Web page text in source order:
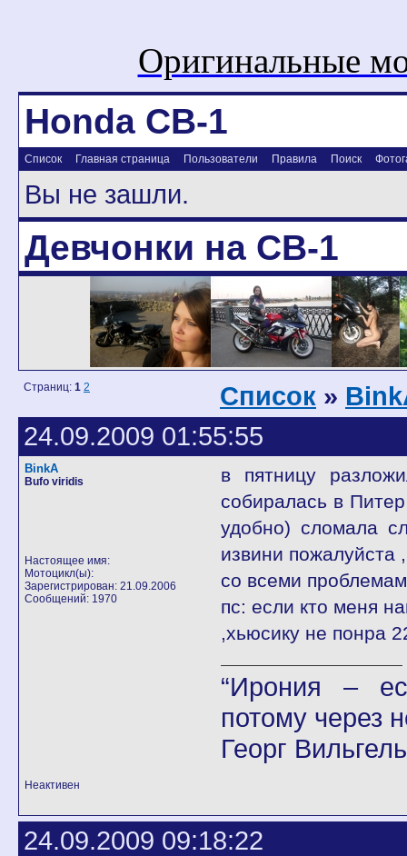
Оригинальные
Honda CB-1
Список Главная страница Пользователи Правила Поиск
Вы не зашли.
Девчонки на CB-1
Страниц: 1 2 Список »
24.09.2009 01:55:55
BinkA
Bufo viridis
Настоящее имя:
Мотоцикл(ы):
Зарегистрирован: 21.09.2006
Сообщений: 1970
в пятницу
собиралась в
удобно) сломала
извини пожалуйста
со всеми
пс: если кто меня
,хьюсику не понра
“Ирония –
потому через
Георг
Неактивен
24.09.2009 09:18:22